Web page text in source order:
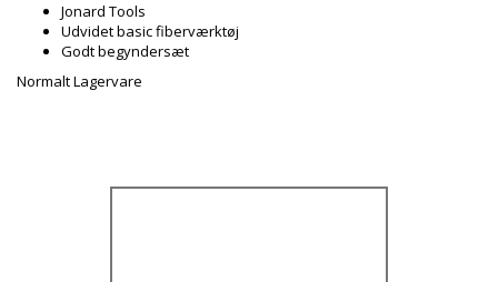
Jonard Tools
Udvidet basic fiberværktøj
Godt begyndersæt
Normalt Lagervare